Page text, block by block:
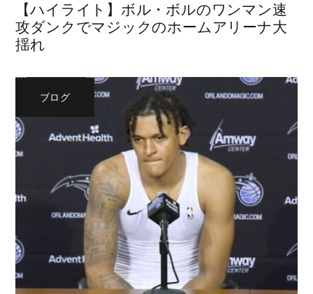
【ハイライト】ボル・ボルのワンマン速
攻ダンクでマジックのホームアリーナ大
揺れ
ブログ